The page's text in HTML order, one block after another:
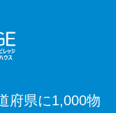
府県に1,000物